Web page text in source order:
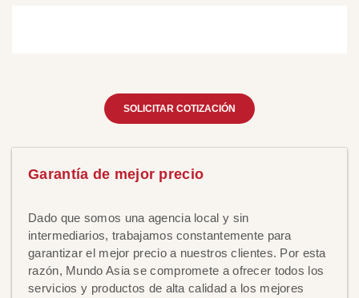
SOLICITAR COTIZACIÓN
Garantía de mejor precio
Dado que somos una agencia local y sin
intermediarios, trabajamos constantemente para
garantizar el mejor precio a nuestros clientes. Por esta
razón, Mundo Asia se compromete a ofrecer todos los
servicios y productos de alta calidad a los mejores